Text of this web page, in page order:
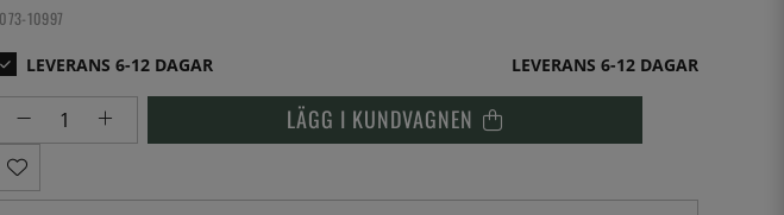
10997
LEVERANS 6-12 DAGAR
LÄGG I KUNDVAGNEN